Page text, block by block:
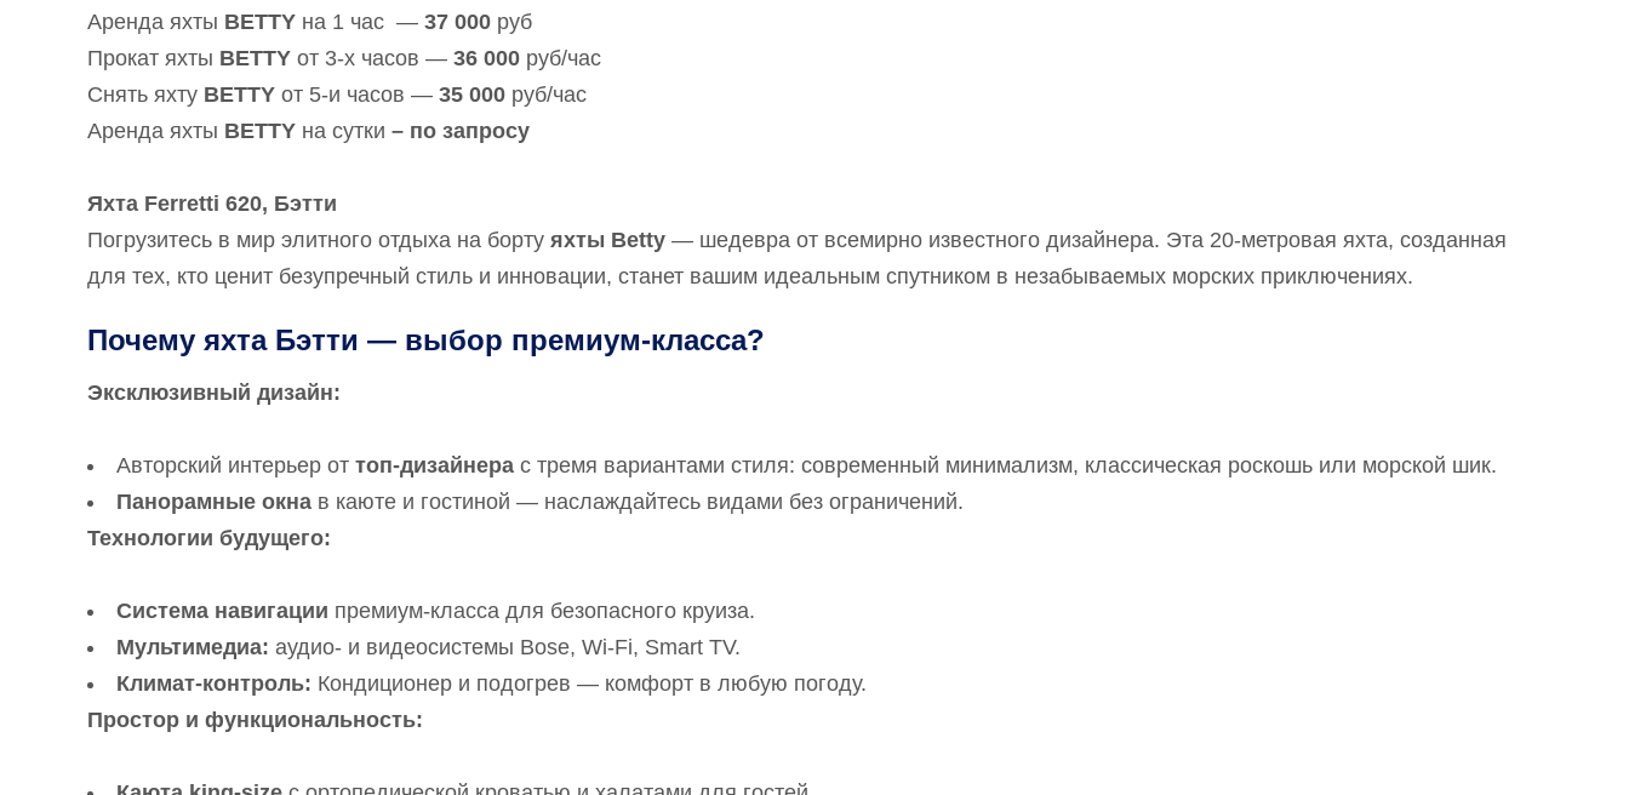
Аренда яхты BETTY на 1 час — 37 000 руб
Прокат яхты BETTY от 3-х часов — 36 000 руб/час
Снять яхту BETTY от 5-и часов — 35 000 руб/час
Аренда яхты BETTY на сутки – по запросу
Яхта Ferretti 620, Бэтти
Погрузитесь в мир элитного отдыха на борту яхты Betty — шедевра от всемирно известного дизайнера. Эта 20-метровая яхта, созданная
для тех, кто ценит безупречный стиль и инновации, станет вашим идеальным спутником в незабываемых морских приключениях.
Почему яхта Бэтти — выбор премиум-класса?
Эксклюзивный дизайн:
Авторский интерьер от топ-дизайнера с тремя вариантами стиля: современный минимализм, классическая роскошь или морской шик.
Панорамные окна в каюте и гостиной — наслаждайтесь видами без ограничений.
Технологии будущего:
Система навигации премиум-класса для безопасного круиза.
Мультимедиа: аудио- и видеосистемы Bose, Wi-Fi, Smart TV.
Климат-контроль: Кондиционер и подогрев — комфорт в любую погоду.
Простор и функциональность: